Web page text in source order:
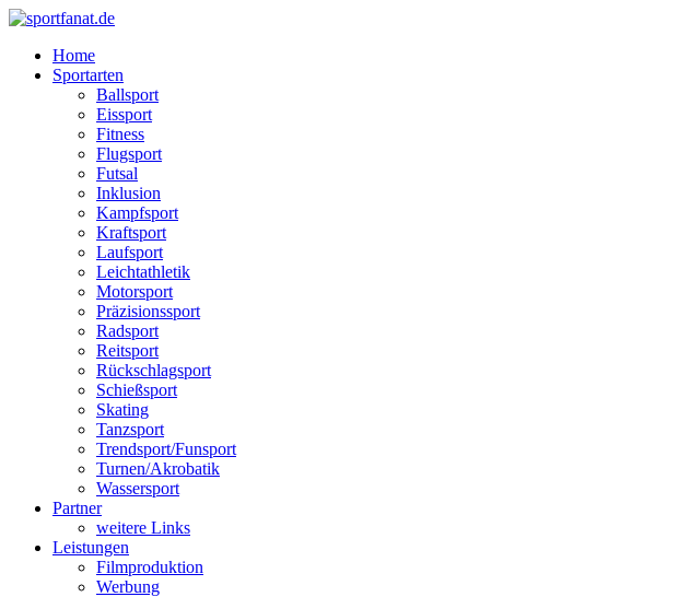
Zum
wechselnHome
Sportarten
Ballsport
Eissport
Fitness
Flugsport
Futsal
Inklusion
Kampfsport
Kraftsport
Laufsport
Leichtathletik
Motorsport
Präzisionssport
Radsport
Reitsport
Rückschlagsport
Schießsport
Skating
Tanzsport
Trendsport/Funsport
Turnen/Akrobatik
Wassersport
Partner
weitere Links
Leistungen
Filmproduktion
Werbung